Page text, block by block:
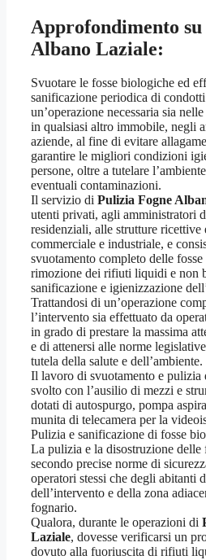
Approfondimento su
Albano Laziale:
Svuotare le fosse biologiche ed
sanificazione periodica di
un’operazione necessaria sia
in qualsiasi altro immobile, negli
aziende, al fine di evitare
garantire le migliori condizioni
persone, oltre a tutelare
eventuali contaminazioni.
Il servizio di Pulizia Fogne
utenti privati, agli amministratori
residenziali, alle strutture
commerciale e industriale, e
svuotamento completo delle
rimozione dei rifiuti liquidi e non
sanificazione e igienizzazione
Trattandosi di un’operazione
l’intervento sia effettuato da
in grado di prestare la massima
e di attenersi alle norme
tutela della salute e dell’ambiente.
Il lavoro di svuotamento e pulizia
svolto con l’ausilio di mezzi e
dotati di autospurgo, pompa
munita di telecamera per la
Pulizia e sanificazione di fosse
La pulizia e la disostruzione delle
secondo precise norme di
operatori stessi che degli abitanti
dell’intervento e della zona
fognario.
Qualora, durante le operazioni di
Laziale, dovesse verificarsi un
dovuto alla fuoriuscita di rifiuti